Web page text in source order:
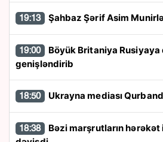
19:13 Şahbaz Şərif Asim
19:00
genişləndirib
18:50 Ukrayna mediası
18:38